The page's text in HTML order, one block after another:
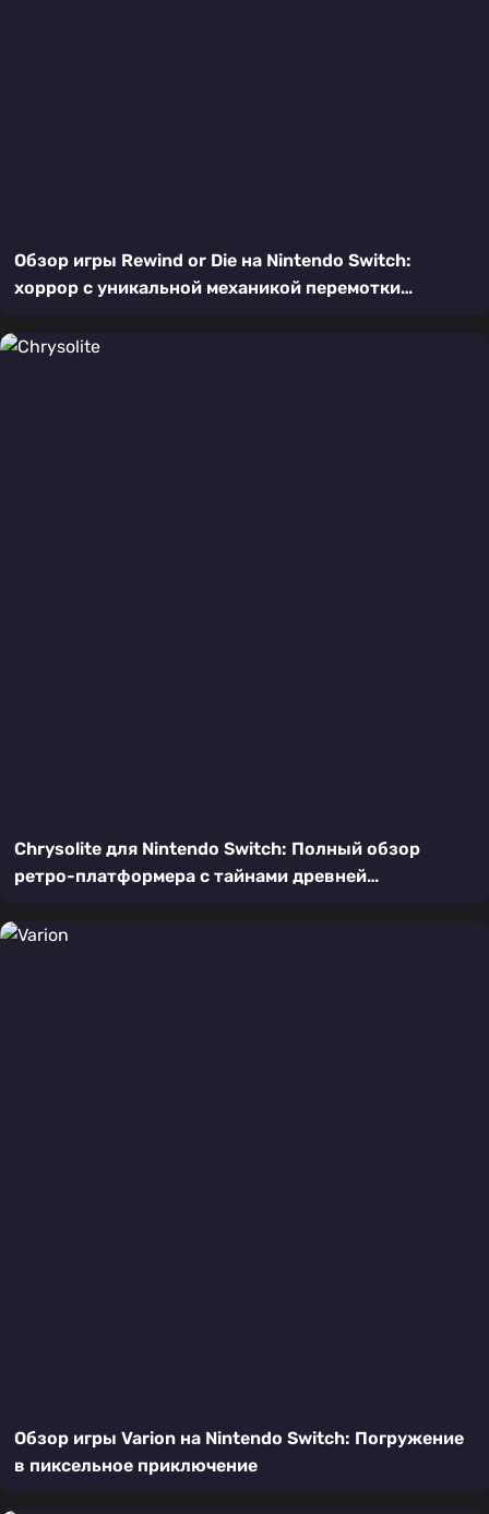
Обзор игры Rewind or Die на Nintendo Switch:
хоррор с уникальной механикой перемотки
Chrysolite для Nintendo Switch: Полный обзор
ретро-платформера с тайнами древней
Обзор игры Varion на Nintendo Switch: Погружение
в пиксельное приключение